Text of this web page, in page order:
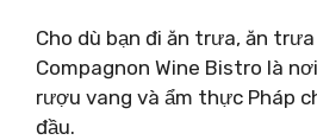
Cho dù bạn đi ăn trưa, ăn
Compagnon Wine Bistro là
rượu vang và ẩm thực Pháp
đầu.